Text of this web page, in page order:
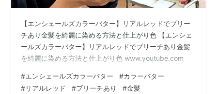
【エンシェールズカラーバター】リアルレッドでブリー
チあり金髪を綺麗に染める方法と仕上がり色 【エンシェ
ールズカラーバター】リアルレッドでブリーチあり金髪
を綺麗に染める方法と仕上がり色 www.youtube.com
#エンシェールズカラーバター #カラーバター
#リアルレッド #ブリーチあり #金髪